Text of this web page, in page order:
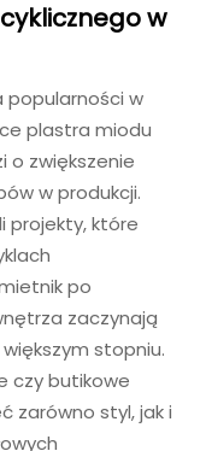
w
popularności w
plastra miodu
o zwiększenie
w produkcji.
projekty, które
po
zaczynają
stopniu.
czy butikowe
zarówno styl, jak i